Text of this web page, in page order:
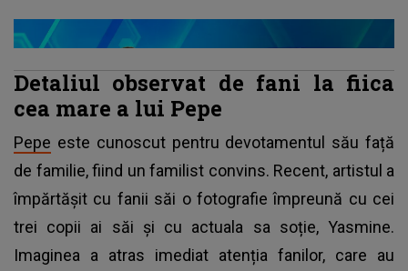
Detaliul observat de fani la fiica
cea mare a lui Pepe
Pepe este cunoscut pentru devotamentul său față
de familie, fiind un familist convins. Recent, artistul a
împărtășit cu fanii săi o fotografie împreună cu cei
trei copii ai săi și cu actuala sa soție, Yasmine.
Imaginea a atras imediat atenția fanilor, care au